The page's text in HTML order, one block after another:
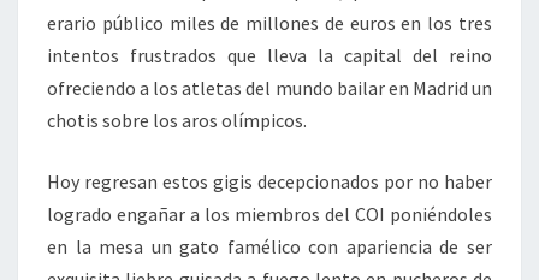
erario público miles de millones de euros en los tres
intentos frustrados que lleva la capital del reino
ofreciendo a los atletas del mundo bailar en Madrid un
chotis sobre los aros olímpicos.
Hoy regresan estos gigis decepcionados por no haber
logrado engañar a los miembros del COI poniéndoles
en la mesa un gato famélico con apariencia de ser